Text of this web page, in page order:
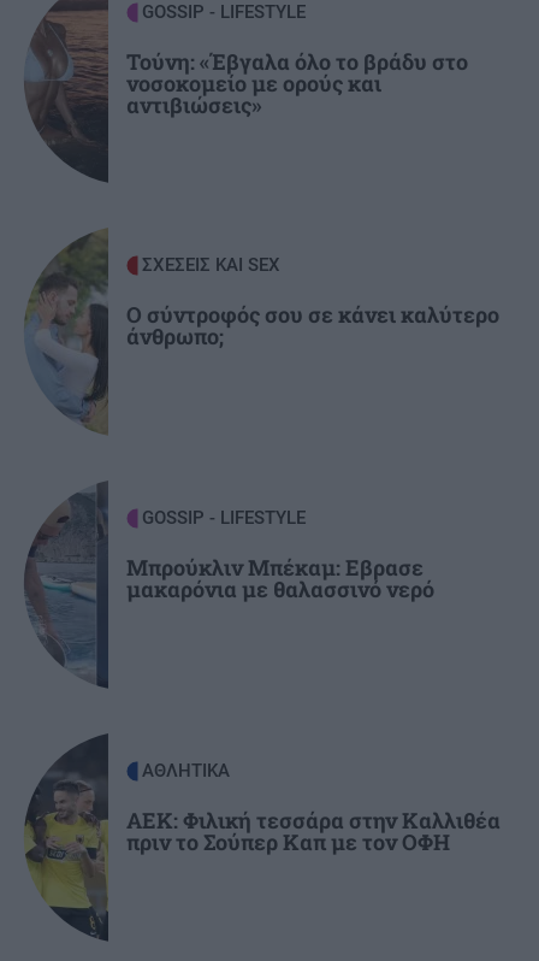
ΟΙΚΟΝΟΜΙΑ
ΑΑΔΕ: Ποιοι φορολογούμενοι θα λάβουν email
ή τηλεφώνημα για φορολογικές εκκρεμότητες
ΕΛΛΑΔΑ
φέρνει εκρηκτική άνοδο στις κρατήσεις
21:22
ΠΟΛΙΤΙΣΜΟΣ
Ναύπλιο: 7ο Φεστιβάλ παραδοσιακών χορών -
Αντάμωμα Ελλάδας και Κύπρου με φόντο το
Μπούρτζι
Οι "ήρωες της διπλανής πόρτας": Πώς ο
Οδυσσέας και ο Πίτερ Πάρκερ άλλαξαν τη
μυθολογία
GOSSIP - LIFESTYLE
Τούνη: «Έβγαλα όλο το βράδυ στο
νοσοκομείο με ορούς και
αντιβιώσεις»
ΣΧΕΣΕΙΣ ΚΑΙ SEX
Ο σύντροφός σου σε κάνει καλύτερο
άνθρωπο;
GOSSIP - LIFESTYLE
Μπρούκλιν Μπέκαμ: Εβρασε
μακαρόνια με θαλασσινό νερό
ΑΘΛΗΤΙΚΑ
ΑΕΚ: Φιλική τεσσάρα στην Καλλιθέα
πριν το Σούπερ Καπ με τον ΟΦΗ